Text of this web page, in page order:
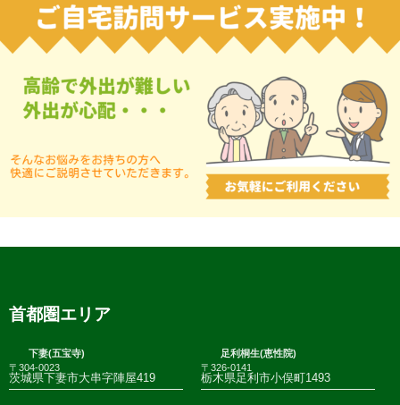
首都圏エリア
下妻(五宝寺)
〒304-0023
茨城県下妻市大串字陣屋419
足利桐生(恵性院)
〒326-0141
栃木県足利市小俣町1493